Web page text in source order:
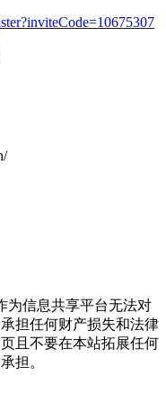
为信息共享平台无法对
担任何财产损失和法律
且不要在本站拓展任何
担。